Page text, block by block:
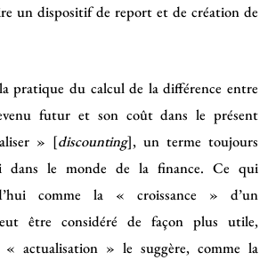
un dispositif de report et de création de
pratique du calcul de la différence entre
futur et son coût dans le présent
» [discounting], un terme toujours
dans le monde de la finance. Ce qui
comme la « croissance » d’un
être considéré de façon plus utile,
actualisation » le suggère, comme la